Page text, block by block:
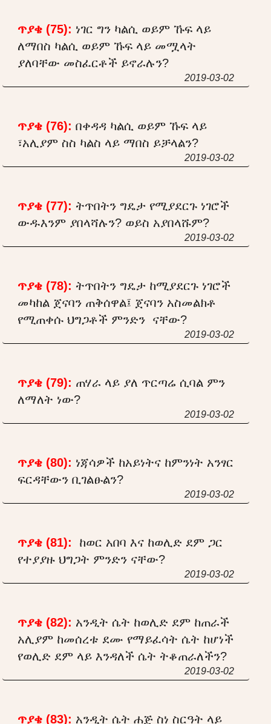
ጥያቄ (75): ነገር ግን ካልሲ ወይም ኹፍ ላይ
ለማበስ ካልሲ ወይም ኹፍ ላይ መሟላት
ያለባቸው መስፈርቶች ይኖራሉን?
2019-03-02
ጥያቄ (76): በቀዳዳ ካልሲ ወይም ኹፍ ላይ
፣አሊያም ስስ ካልስ ላይ ማበስ ይቻላልን?
2019-03-02
ጥያቄ (77): ትጥበትን ግዴታ የሚያደርጉ ነገሮች
ውዱእንም ያበላሻሉን? ወይስ አያበላሹም?
2019-03-02
ጥያቄ (78): ትጥበትን ግዴታ ከሚያደርጉ ነገሮች
መካከል ጀናባን ጠቅሰዋል፤ ጀናባን አስመልክቶ
የሚጠቀሱ ህግጋቶች ምንድን ናቸው?
2019-03-02
ጥያቄ (79): ጠሃራ ላይ ያለ ጥርጣሬ ሲባል ምን
ለማለት ነው?
2019-03-02
ጥያቄ (80): ነጃሳዎች ከአይነትና ከምንነት አንፃር
ፍርዳቸውን ቢገልፁልን?
2019-03-02
ጥያቄ (81):
ከወር አበባ እና ከወሊድ ደም ጋር
የተያያዙ ህግጋት ምንድን ናቸው?
2019-03-02
ጥያቄ (82): አንዲት ሴት ከወሊድ ደም ከጠራች
አሊያም ከመሰረቱ ደሙ የማይፈሳት ሴት ከሆነች
የወሊድ ደም ላይ እንዳለች ሴት ትቆጠራለችን?
2019-03-02
ጥያቄ (83): አንዲት ሴት ሐጅ ስነ ስርዓት ላይ